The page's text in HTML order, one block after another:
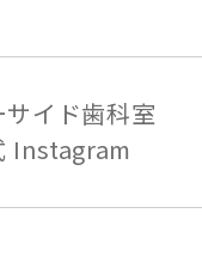
サイド歯科室
Instagram